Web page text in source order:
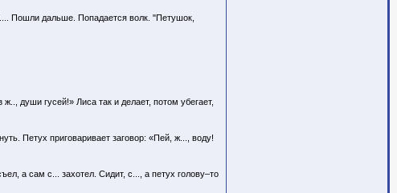
Пошли дальше. Попадается волк. "Петушок,
души гусей!» Лиса так и делает, потом убегает,
Петух приговаривает заговор: «Пей, ж..., воду!
а сам с... захотел. Сидит, с..., а петух голову–то